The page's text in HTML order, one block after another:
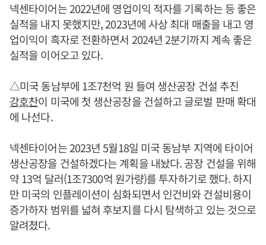
넥센타이어는 2022년에 영업이익 적자를 기록하는 등 좋은
실적을 내지 못했지만, 2023년에 사상 최대 매출을 내고 영
업이익이 흑자로 전환하면서 2024년 2분기까지 계속 좋은
실적을 이어오고 있다.
△미국 동남부에 1조7천억 원 들여 생산공장 건설 추진
강호찬이 미국에 첫 생산공장을 건설하고 글로벌 판매 확대
에 나선다.
넥센타이어는 2023년 5월18일 미국 동남부 지역에 타이어
생산공장을 건설하겠다는 계획을 내놨다. 공장 건설을 위해
약 13억 달러(1조7300억 원가량)를 투자하기로 했다. 하지
만 미국의 인플레이션이 심화되면서 인건비와 건설비용이
증가하자 범위를 넓혀 후보지를 다시 탐색하고 있는 것으로
알려졌다.